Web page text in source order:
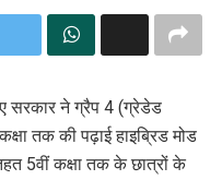
सरकार ने ग्रैप 4 (ग्रेडेड
तक की पढ़ाई हाइब्रिड मोड
5वीं कक्षा तक के छात्रों के